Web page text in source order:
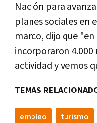
Nación para
planes sociales en
marco, dijo que
incorporaron 4.000
actividad y vemos
TEMAS
empleo turismo